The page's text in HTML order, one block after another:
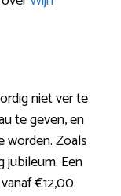
niet ver te
te geven, en
worden. Zoals
jubileum. Een
€12,00.